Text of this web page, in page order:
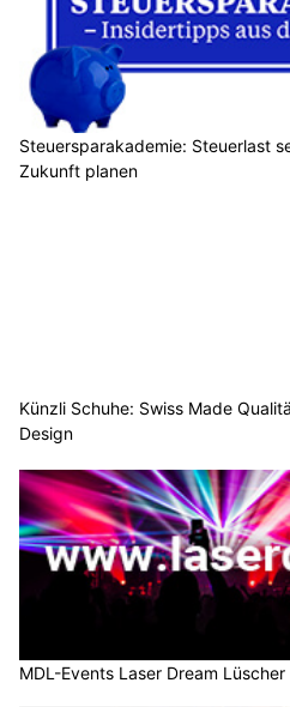
Steuersparakademie: Steuerlast
Zukunft planen
Künzli Schuhe: Swiss Made
Design
MDL-Events Laser Dream